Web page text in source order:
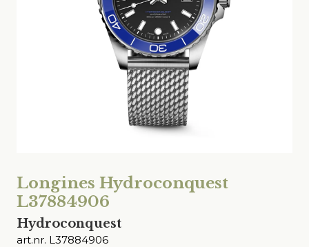
Longines Hydroconquest
L37884906
Hydroconquest
art.nr. L37884906